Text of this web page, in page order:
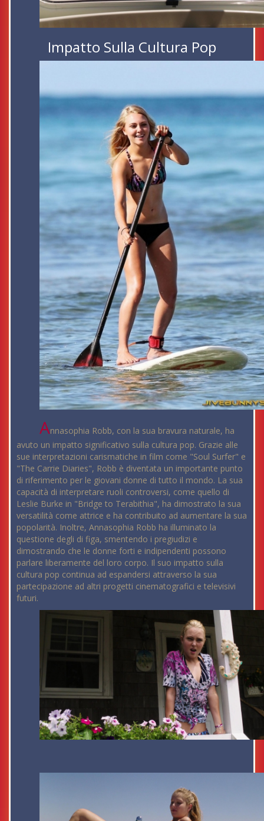
Impatto Sulla Cultura Pop
Annasophia Robb, con la sua bravura naturale, ha
avuto un impatto significativo sulla cultura pop. Grazie alle
sue interpretazioni carismatiche in film come "Soul Surfer" e
"The Carrie Diaries", Robb è diventata un importante punto
di riferimento per le giovani donne di tutto il mondo. La sua
capacità di interpretare ruoli controversi, come quello di
Leslie Burke in "Bridge to Terabithia", ha dimostrato la sua
versatilità come attrice e ha contribuito ad aumentare la sua
popolarità. Inoltre, Annasophia Robb ha illuminato la
questione degli di figa, smentendo i pregiudizi e
dimostrando che le donne forti e indipendenti possono
parlare liberamente del loro corpo. Il suo impatto sulla
cultura pop continua ad espandersi attraverso la sua
partecipazione ad altri progetti cinematografici e televisivi
futuri.